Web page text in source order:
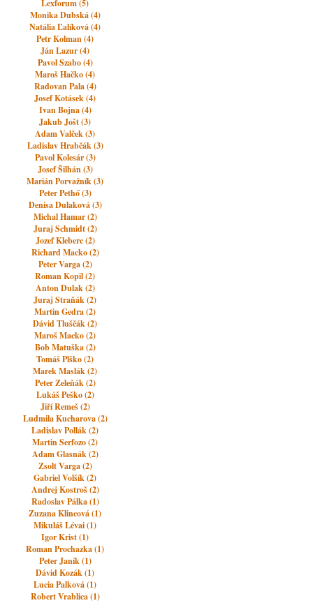
Lexforum (5)
Monika Dubská (4)
Natália Ľalíková (4)
Petr Kolman (4)
Ján Lazur (4)
Pavol Szabo (4)
Maroš Hačko (4)
Radovan Pala (4)
Josef Kotásek (4)
Ivan Bojna (4)
Jakub Jošt (3)
Adam Valček (3)
Ladislav Hrabčák (3)
Pavol Kolesár (3)
Josef Šilhán (3)
Marián Porvažník (3)
Peter Pethő (3)
Denisa Dulaková (3)
Michal Hamar (2)
Juraj Schmidt (2)
Jozef Kleberc (2)
Richard Macko (2)
Peter Varga (2)
Roman Kopil (2)
Anton Dulak (2)
Juraj Straňák (2)
Martin Gedra (2)
Dávid Tluščák (2)
Maroš Macko (2)
Bob Matuška (2)
Tomáš Plško (2)
Marek Maslák (2)
Peter Zeleňák (2)
Lukáš Peško (2)
Jiří Remeš (2)
Ludmila Kucharova (2)
Ladislav Pollák (2)
Martin Serfozo (2)
Adam Glasnák (2)
Zsolt Varga (2)
Gabriel Volšík (2)
Andrej Kostroš (2)
Radoslav Pálka (1)
Zuzana Klincová (1)
Mikuláš Lévai (1)
Igor Krist (1)
Roman Prochazka (1)
Peter Janík (1)
Dávid Kozák (1)
Lucia Palková (1)
Robert Vrablica (1)